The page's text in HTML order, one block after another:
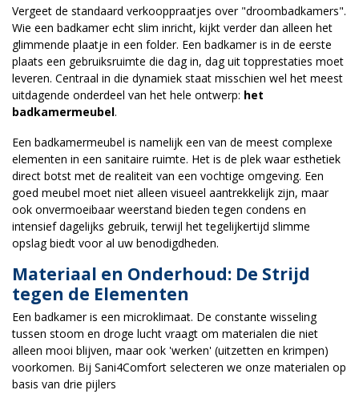
Vergeet de standaard verkooppraatjes over "droombadkamers".
Wie een badkamer echt slim inricht, kijkt verder dan alleen het
glimmende plaatje in een folder. Een badkamer is in de eerste
plaats een gebruiksruimte die dag in, dag uit topprestaties moet
leveren. Centraal in die dynamiek staat misschien wel het meest
uitdagende onderdeel van het hele ontwerp: het
badkamermeubel.
Een badkamermeubel is namelijk een van de meest complexe
elementen in een sanitaire ruimte. Het is de plek waar esthetiek
direct botst met de realiteit van een vochtige omgeving. Een
goed meubel moet niet alleen visueel aantrekkelijk zijn, maar
ook onvermoeibaar weerstand bieden tegen condens en
intensief dagelijks gebruik, terwijl het tegelijkertijd slimme
opslag biedt voor al uw benodigdheden.
Materiaal en Onderhoud: De Strijd
tegen de Elementen
Een badkamer is een microklimaat. De constante wisseling
tussen stoom en droge lucht vraagt om materialen die niet
alleen mooi blijven, maar ook 'werken' (uitzetten en krimpen)
voorkomen. Bij Sani4Comfort selecteren we onze materialen op
basis van drie pijlers